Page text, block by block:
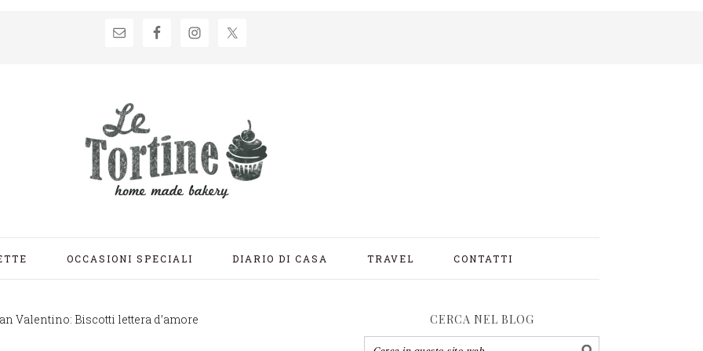
OCCASIONI SPECIALI DIARIO DI CASA TRAVEL CONTATTI
Valentino: Biscotti lettera d’amore CERCA NEL BLOG